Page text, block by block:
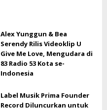
Alex Yunggun & Bea
Serendy Rilis Videoklip U
Give Me Love, Mengudara di
83 Radio 53 Kota se-
Indonesia
Label Musik Prima Founder
Record Diluncurkan untuk